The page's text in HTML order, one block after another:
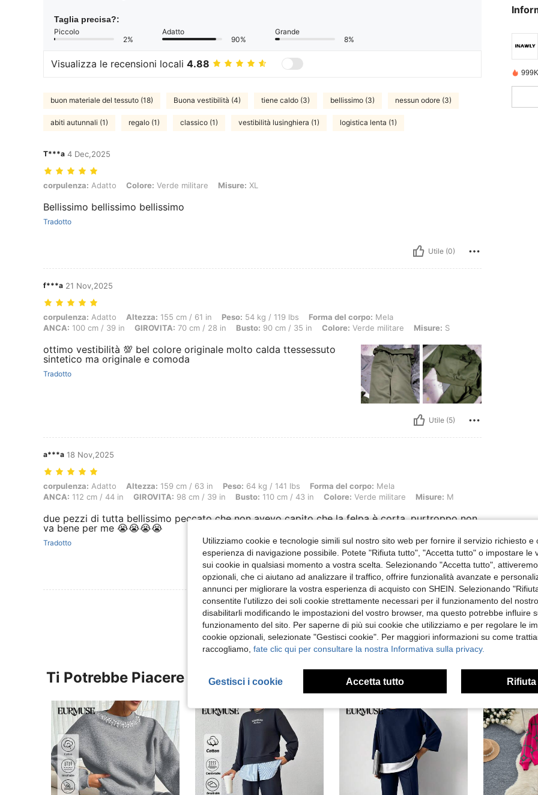
Taglia precisa?:
Piccolo
2%
Adatto
90%
Grande
8%
Visualizza le recensioni locali 4.88
buon materiale del tessuto (18) Buona vestibilità (4) tiene caldo (3) bellissimo (3) nessun odore (3)
abiti autunnali (1) regalo (1) classico (1) vestibilità lusinghiera (1) logistica lenta (1)
T***a 4 Dec,2025
corpulenza: Adatto, Colore: Verde militare, Misure: XL
corpulenza: Adatto Colore: Verde militare Misure: XL
Bellissimo bellissimo bellissimo
Tradotto
Utile (0)
f***a 21 Nov,2025
corpulenza: Adatto, Altezza: 155 cm / 61 in, Peso: 54 kg / 119 lbs, Forma del corpo: Mela, ANCA: 100 cm / 39 in, GIROVITA: 70 cm / 28 in, Busto: 90
corpulenza: Adatto Altezza: 155 cm / 61 in Peso: 54 kg / 119 lbs Forma del corpo: Mela
ANCA: 100 cm / 39 in GIROVITA: 70 cm / 28 in Busto: 90 cm / 35 in Colore: Verde militare Misure: S
ottimo vestibilità 💯 bel colore originale molto calda ttessessuto
sintetico ma originale e comoda
Tradotto
Utile (5)
a***a 18 Nov,2025
corpulenza: Adatto, Altezza: 159 cm / 63 in, Peso: 64 kg / 141 lbs, Forma del corpo: Mela, ANCA: 112 cm / 44 in, GIROVITA: 98 cm / 39 in, Busto: 110
corpulenza: Adatto Altezza: 159 cm / 63 in Peso: 64 kg / 141 lbs Forma del corpo: Mela
ANCA: 112 cm / 44 in GIROVITA: 98 cm / 39 in Busto: 110 cm / 43 in Colore: Verde militare Misure: M
due pezzi di tutta bellissimo peccato che non avevo capito che la felpa è corta. purtroppo non
va bene per me 😭😭😭😭
Tradotto
Utile (5)
Visualizza Altre Recensioni
Ti Potrebbe Piacere
Utilizziamo cookie e tecnologie simili sul nostro sito web per fornire il servizio richiesto e
esperienza di navigazione possibile. Potete "Rifiuta tutto", "Accetta tutto" o impostare le
sui cookie in qualsiasi momento a vostra scelta. Selezionando "Accetta tutto",
opzionali, che ci aiutano ad analizzare il traffico, offrire funzionalità avanzate e
annunci per migliorare la vostra esperienza di acquisto con SHEIN. Selezionando
consentite l'utilizzo dei soli cookie strettamente necessari per il funzionamento del
disabilitarli modificando le impostazioni del vostro browser, ma questo potrebbe influire
funzionamento del sito. Per saperne di più sui cookie che utilizziamo e per regolare le
cookie opzionali, selezionate "Gestisci cookie". Per maggiori informazioni su come
raccogliamo, fate clic qui per consultare la nostra Informativa sulla privacy.
Gestisci i cookie Accetta tutto